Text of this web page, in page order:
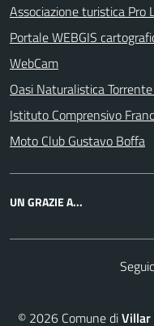
Associazione turistica Pro
Portale WEBGIS
WebCam
Oasi Naturalistica
Istituto Comprensivo
Moto Club Gustavo Boffa
UN GRAZIE A...
© 2026 Comune diVillar